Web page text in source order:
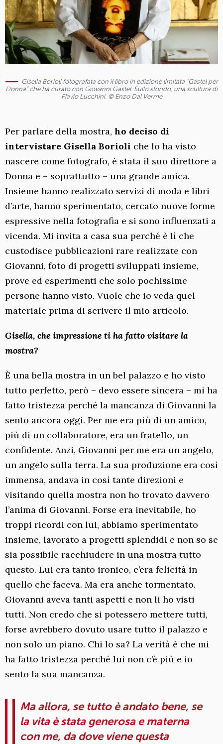
Gisella Borioli fotografata con il libro in edizione limitata “Gastel per
Donna” che ha curato con Giovanni Gastel. Sullo sfondo, una scultura di
Flavio Lucchini. © Enzo Dal Verme
Per parlare della mostra, ho deciso di
intervistare Gisella Borioli che lo ha visto
nascere come fotografo, è stata il suo direttore a
Donna e – soprattutto – una grande amica.
Insieme hanno realizzato servizi di moda e libri
d’arte, hanno sperimentato, cercato nuove forme
espressive nella fotografia e si sono influenzati a
vicenda. Mi invita a casa sua perché è lì che
custodisce pubblicazioni rare realizzate con
Giovanni, foto di progetti sviluppati insieme,
prove ed esperimenti che solo pochissime
persone hanno visto. Vuole che io veda quel
materiale prima di scrivere il mio articolo.
Gisella, che impressione ti ha fatto visitare la
mostra?
È una bella mostra in un bel palazzo e ho visto
tutto perfetto, però – devo essere sincera – mi ha
fatto tristezza perché la mancanza di Giovanni la
sento ancora oggi. Per me era più di un amico,
più di un collaboratore, era un fratello, un
confidente. Anzi, Giovanni per me era un angelo,
un angelo sulla terra. La sua produzione era così
immensa, andava in così tante direzioni e
visitando quella mostra non ho trovato davvero
l’anima di Giovanni. Forse era inevitabile, ho
troppi ricordi con lui, abbiamo sperimentato
insieme, lavorato a progetti splendidi e non so se
sia possibile racchiudere in una mostra tutto
questo. Lui era tanto ironico, c’era felicità in
quello che faceva. Ma era anche tormentato.
Giovanni aveva tanti aspetti e non li ho visti
tutti. Non credo che si potessero mettere tutti,
forse avrebbero dovuto usare tutto il palazzo e
non solo un piano. Chi lo sa? La verità è che mi
ha fatto tristezza perché lui non c’è più e io
sento la sua mancanza.
Ma allora, se tutto è andato bene, se
la vita è stata generosa e materna
con me, da dove viene questa